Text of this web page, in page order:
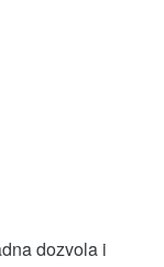
dozvola i